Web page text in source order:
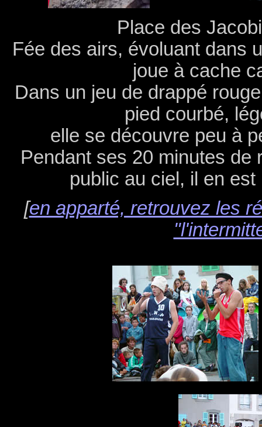
Place des
Fée des airs, évoluant dans
joue à cache
Dans un jeu de drappé
pied courbé,
elle se découvre peu à
Pendant ses 20 minutes de
public au ciel, il en
[en apparté, retrouvez les